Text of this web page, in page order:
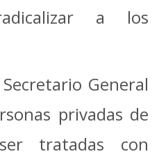
a los
General
privadas de
tratadas con